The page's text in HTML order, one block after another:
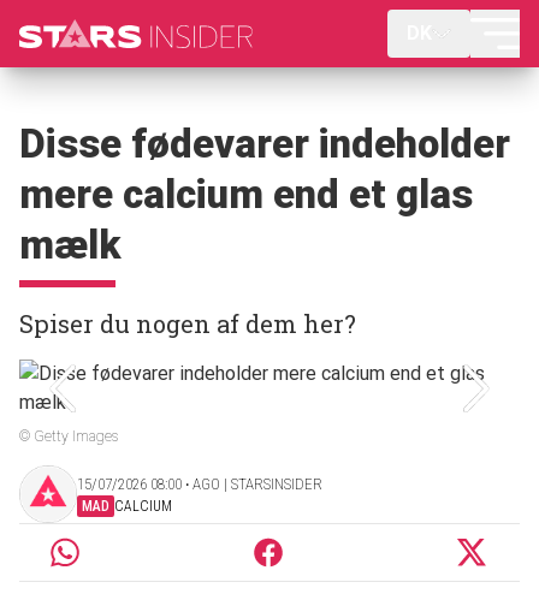
Disse fødevarer indeholder
mere calcium end et glas
mælk
Spiser du nogen af dem her?
© Getty Images
15/07/2026 08:00 ‧ AGO | STARSINSIDER
MAD CALCIUM